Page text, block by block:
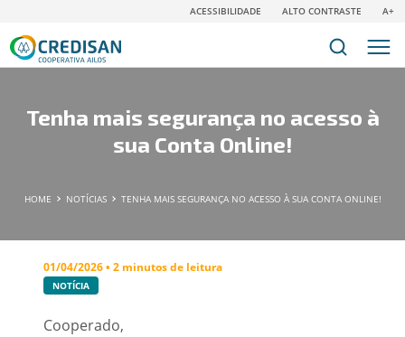
ACESSIBILIDADE ALTO CONTRASTE A+
Tenha mais segurança no acesso à
sua Conta Online!
HOME NOTÍCIAS TENHA MAIS SEGURANÇA NO ACESSO À SUA CONTA ONLINE!
01/04/2026 • 2 minutos de leitura
NOTÍCIA
Cooperado,